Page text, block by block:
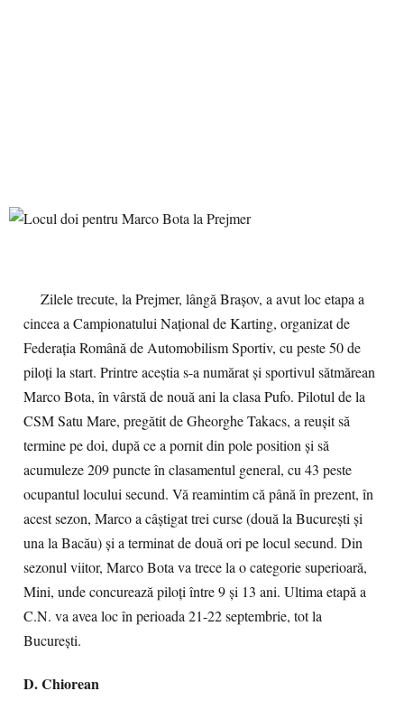
Zilele trecute, la Prejmer, lângă Braşov, a avut loc etapa a
cincea a Campionatului Naţional de Karting, organizat de
Federaţia Română de Automobilism Sportiv, cu peste 50 de
piloţi la start. Printre aceştia s-a numărat şi sportivul sătmărean
Marco Bota, în vârstă de nouă ani la clasa Pufo. Pilotul de la
CSM Satu Mare, pregătit de Gheorghe Takacs, a reuşit să
termine pe doi, după ce a pornit din pole position şi să
acumuleze 209 puncte în clasamentul general, cu 43 peste
ocupantul locului secund. Vă reamintim că până în prezent, în
acest sezon, Marco a câştigat trei curse (două la Bucureşti şi
una la Bacău) şi a terminat de două ori pe locul secund. Din
sezonul viitor, Marco Bota va trece la o categorie superioară,
Mini, unde concurează piloţi între 9 şi 13 ani. Ultima etapă a
C.N. va avea loc în perioada 21-22 septembrie, tot la
Bucureşti.
D. Chiorean